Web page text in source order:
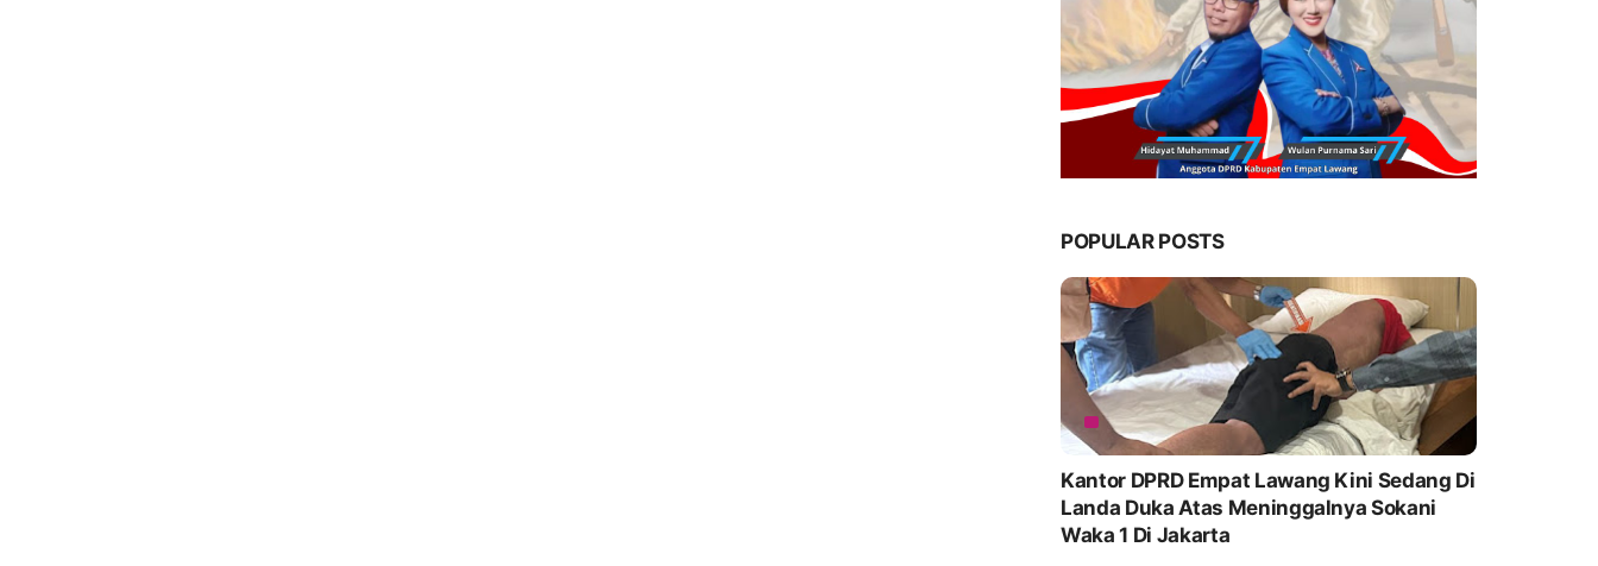
POPULAR POSTS
Kantor DPRD Empat Lawang Kini Sedang Di
Landa Duka Atas Meninggalnya Sokani
Waka 1 Di Jakarta